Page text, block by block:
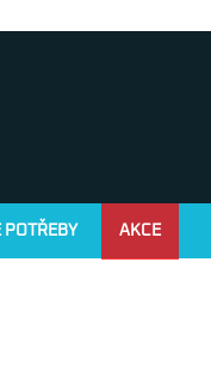
POTŘEBY AKCE